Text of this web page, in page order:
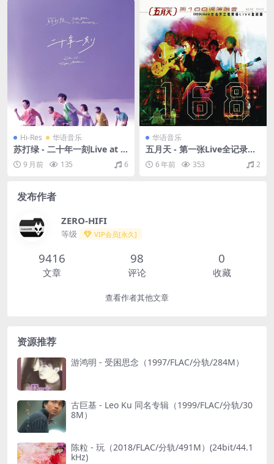
Hi-Res 华语音乐
苏打绿 - 二十年一刻Live at T
aipei Arena（2025/FLAC/分
轨/1.39G）(24bit/48kHz)
9 月前 135 6
华语音乐
五月天 - 第一张Live全记录
（1999/CUE+WAV/整轨/651
M）6 年前 353 2
发布作者
ZERO-HIFI
等级 VIP会员[永久]
9416
文章
98
评论
0
收藏
查看作者其他文章
资源推荐
游鸿明 - 受困思念（1997/FLAC/分轨/284M）
古巨基 - Leo Ku 同名专辑（1999/FLAC/分轨/30
8M）
陈粒 - 玩（2018/FLAC/分轨/491M）(24bit/44.1
kHz)